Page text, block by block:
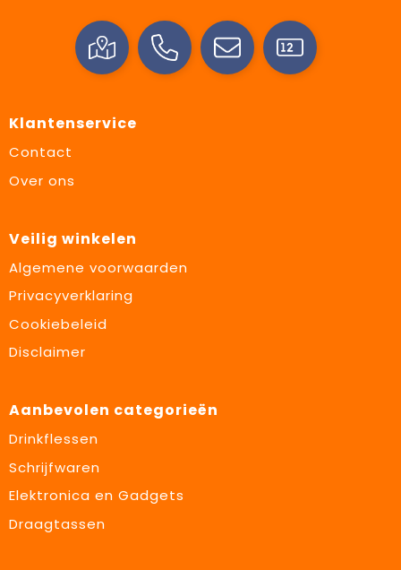
Klantenservice
Contact
Over ons
Veilig winkelen
Algemene voorwaarden
Privacyverklaring
Cookiebeleid
Disclaimer
Aanbevolen categorieën
Drinkflessen
Schrijfwaren
Elektronica en Gadgets
Draagtassen